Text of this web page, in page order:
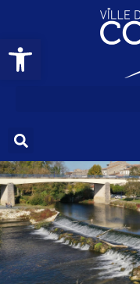
Ouvrir la barre d’outils